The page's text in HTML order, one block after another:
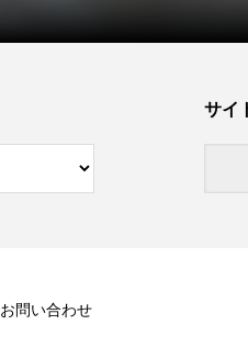
サイ
お問い合わせ